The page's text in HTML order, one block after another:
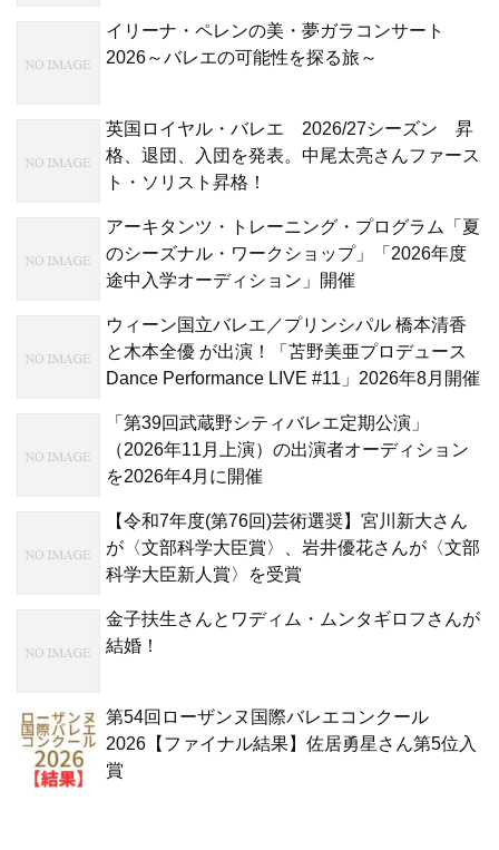
イリーナ・ペレンの美・夢ガラコンサート
2026～バレエの可能性を探る旅～
英国ロイヤル・バレエ 2026/27シーズン 昇
格、退団、入団を発表。中尾太亮さんファース
ト・ソリスト昇格！
アーキタンツ・トレーニング・プログラム「夏
のシーズナル・ワークショップ」「2026年度
途中入学オーディション」開催
ウィーン国立バレエ／プリンシパル 橋本清香
と木本全優 が出演！「苫野美亜プロデュース
Dance Performance LIVE #11」2026年8月開催
「第39回武蔵野シティバレエ定期公演」
（2026年11月上演）の出演者オーディション
を2026年4月に開催
【令和7年度(第76回)芸術選奨】宮川新大さん
が〈文部科学大臣賞〉、岩井優花さんが〈文部
科学大臣新人賞〉を受賞
金子扶生さんとワディム・ムンタギロフさんが
結婚！
第54回ローザンヌ国際バレエコンクール
2026【ファイナル結果】佐居勇星さん第5位入
賞